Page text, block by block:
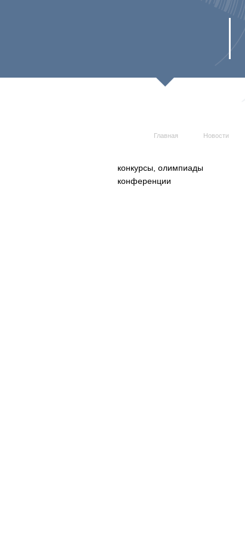
Главная Новости
конкурсы, олимпиады
конференции